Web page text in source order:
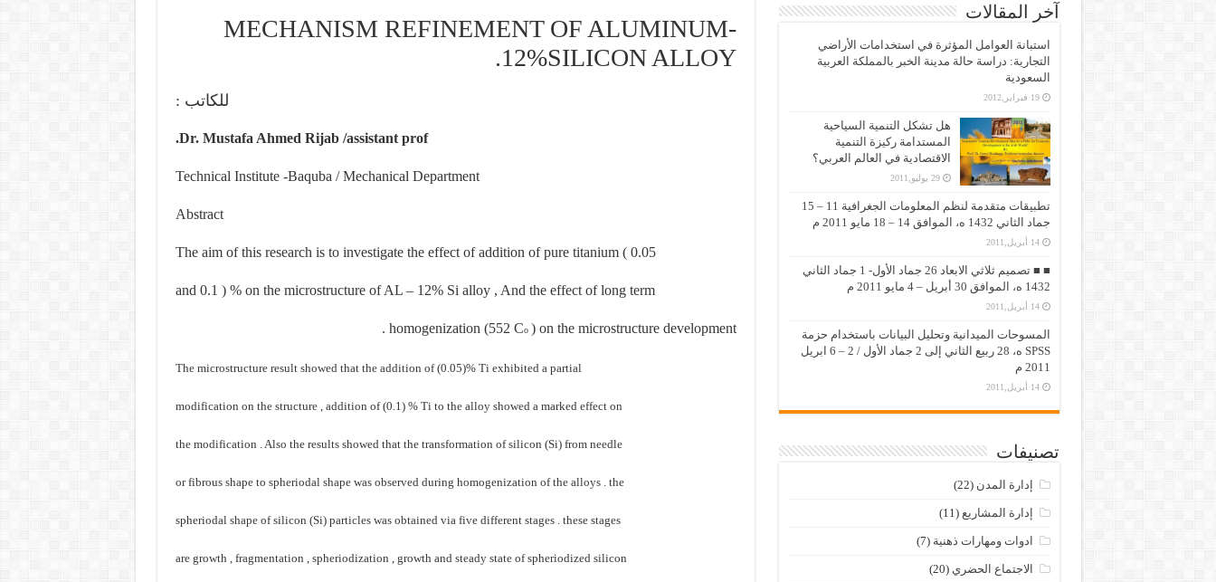
MECHANISM REFINEMENT OF ALUMINUM-
12%SILICON ALLOY.
للكاتب :
Dr. Mustafa Ahmed Rijab /assistant prof
.
Technical Institute -Baquba / Mechanical Department
Abstract
The aim of this research is to investigate the effect of addition of pure titanium ( 0.05
and 0.1 ) % on the microstructure of AL – 12% Si alloy , And the effect of long term
homogenization (552 Co ) on the microstructure development .
The microstructure result showed that the addition of (0.05)% Ti exhibited a partial
modification on the structure , addition of (0.1) % Ti to the alloy showed a marked effect on
the modification . Also the results showed that the transformation of silicon (Si) from needle
or fibrous shape to spheriodal shape was observed during homogenization of the alloys . the
spheriodal shape of silicon (Si) particles was obtained via five different stages . these stages
are growth , fragmentation , spheriodization , growth and steady state of spheriodized silicon
آخر المقالات
استبانة العوامل المؤثرة في استخدامات الأراضي
التجارية: دراسة حالة مدينة الخبر بالمملكة العربية
السعودية
19 فبراير,2012
هل تشكل التنمية السياحية
المستدامة ركيزة التنمية
الاقتصادية في العالم العربي؟
29 يوليو,2011
تطبيقات متقدمة لنظم المعلومات الجغرافية 11 – 15
جماد الثاني 1432 ه، الموافق 14 – 18 مايو 2011 م
14 أبريل,2011
■ ■ تصميم ثلاثي الابعاد 26 جماد الأول- 1 جماد الثاني
1432 ه، الموافق 30 أبريل – 4 مايو 2011 م
14 أبريل,2011
المسوحات الميدانية وتحليل البيانات باستخدام حزمة
SPSS ه، 28 ربيع الثاني إلى 2 جماد الأول / 2 – 6 ابريل
2011 م
14 أبريل,2011
تصنيفات
إدارة المدن (22)
إدارة المشاريع (11)
ادوات ومهارات ذهنية (7)
الاجتماع الحضري (20)